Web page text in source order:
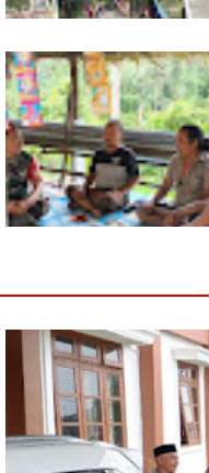
Tuntas Dibangun, Jembatan
Garuda Perkuat Konektivitas
Teladan Baru–Kuala Kepeng
Warung Kopi Jadi Ruang
Jaga Keamanan Lingkungan